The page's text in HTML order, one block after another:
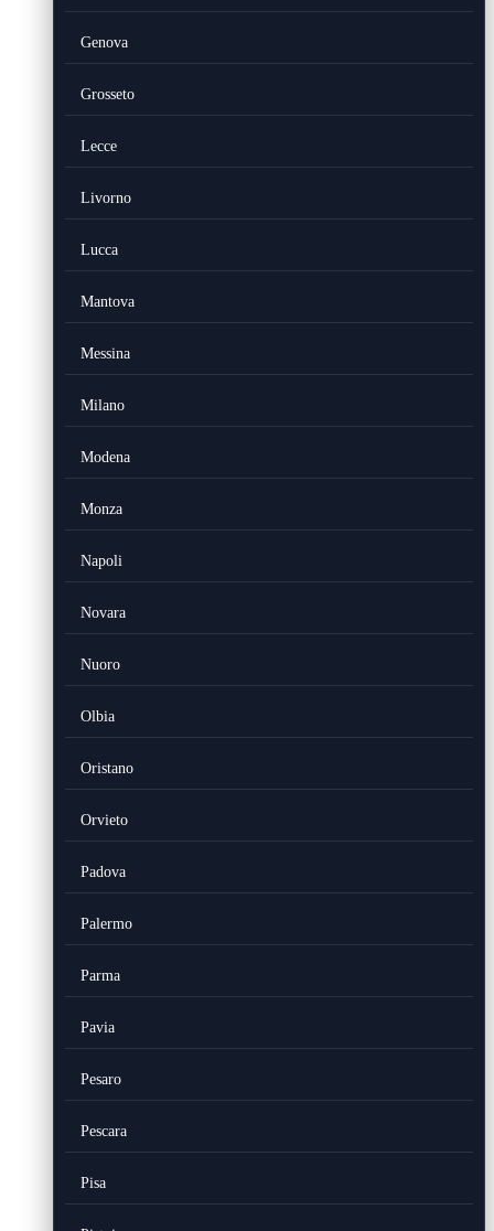
Genova
Grosseto
Lecce
Livorno
Lucca
Mantova
Messina
Milano
Modena
Monza
Napoli
Novara
Nuoro
Olbia
Oristano
Orvieto
Padova
Palermo
Parma
Pavia
Pesaro
Pescara
Pisa